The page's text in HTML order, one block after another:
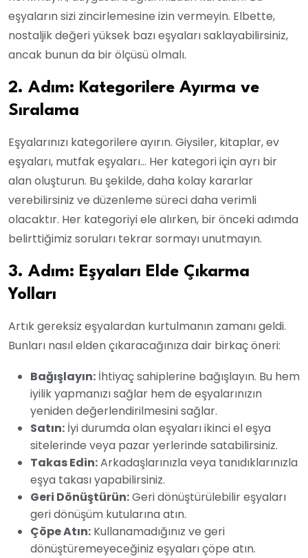
eşyaların sizi zincirlemesine izin vermeyin. Elbette,
nostaljik değeri yüksek bazı eşyaları saklayabilirsiniz,
ancak bunun da bir ölçüsü olmalı.
2. Adım: Kategorilere Ayırma ve
Sıralama
Eşyalarınızı kategorilere ayırın. Giysiler, kitaplar, ev
eşyaları, mutfak eşyaları… Her kategori için ayrı bir
alan oluşturun. Bu şekilde, daha kolay kararlar
verebilirsiniz ve düzenleme süreci daha verimli
olacaktır. Her kategoriyi ele alırken, bir önceki adımda
belirttiğimiz soruları tekrar sormayı unutmayın.
3. Adım: Eşyaları Elde Çıkarma
Yolları
Artık gereksiz eşyalardan kurtulmanın zamanı geldi.
Bunları nasıl elden çıkaracağınıza dair birkaç öneri:
Bağışlayın: İhtiyaç sahiplerine bağışlayın. Bu hem
iyilik yapmanızı sağlar hem de eşyalarınızın
yeniden değerlendirilmesini sağlar.
Satın: İyi durumda olan eşyaları ikinci el eşya
sitelerinde veya pazar yerlerinde satabilirsiniz.
Takas Edin:Arkadaşlarınızla veya tanıdıklarınızla
eşya takası yapabilirsiniz.
Geri Dönüştürün:Geri dönüştürülebilir eşyaları
geri dönüşüm kutularına atın.
Çöpe Atın: Kullanamadığınız ve geri
dönüştüremeyeceğiniz eşyaları çöpe atın.